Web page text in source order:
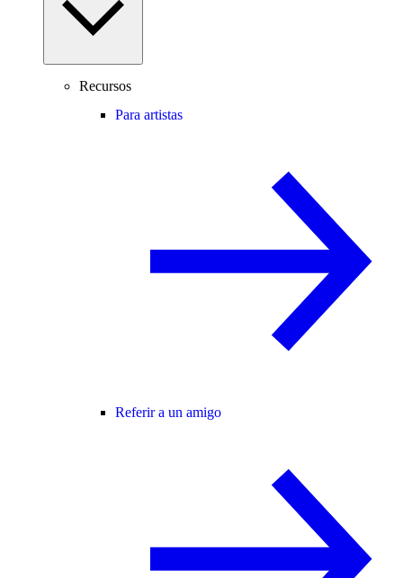
Recursos
Para artistas
Referir a un amigo